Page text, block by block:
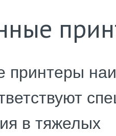
в тяжелых